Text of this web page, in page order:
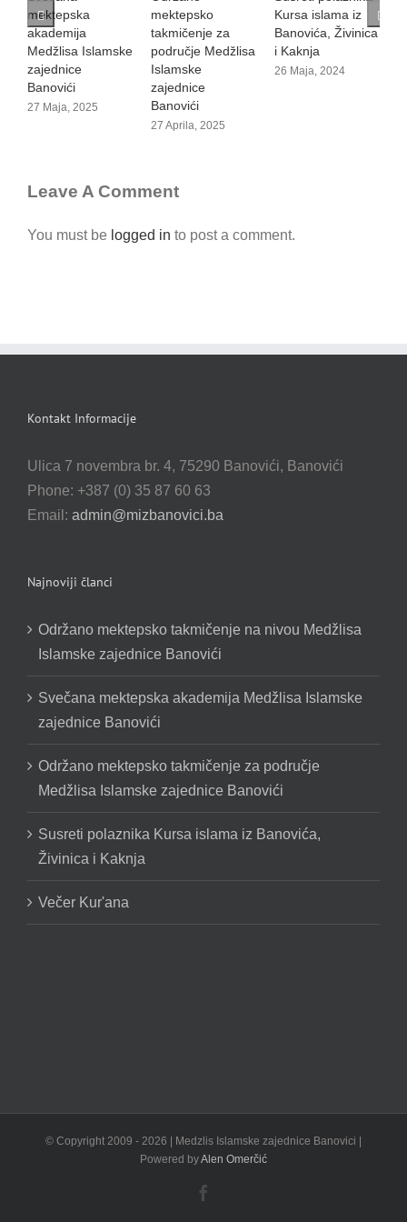
mektepsko
takmičenje za
područje Medžlisa
Islamske
zajednice
Banovići
Kursa islama iz
Banovića, Živinica
i Kaknja
26 Maja, 2024
18 Maja, 2024
Leave A Comment
You must be logged in to post a comment.
Kontakt Informacije
Ulica 7 novembra br. 4, 75290 Banovići, Banovići
Phone: +387 (0) 35 87 60 63
Email: admin@mizbanovici.ba
Najnoviji članci
Održano mektepsko takmičenje na nivou Medžlisa
Islamske zajednice Banovići
Svečana mektepska akademija Medžlisa Islamske
zajednice Banovići
Održano mektepsko takmičenje za područje
Medžlisa Islamske zajednice Banovići
Susreti polaznika Kursa islama iz Banovića,
Živinica i Kaknja
Večer Kur'ana
© Copyright 2009 - 2026 | Medzlis Islamske zajednice Banovici |
Powered byAlen Omerčić